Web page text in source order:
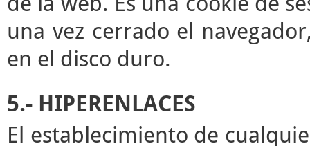
una vez cerrado el
en el disco duro.
5.- HIPERENLACES
El establecimiento de